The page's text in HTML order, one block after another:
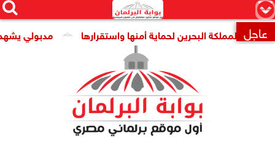
×


 عاجل مدبولي يشهد البحرين لحماية أمنها واستقرارها